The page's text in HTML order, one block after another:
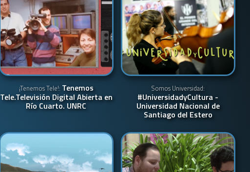
¡Tenemos Tele!: Tenemos
Tele.Televisión Digital Abierta en
Río Cuarto. UNRC
Somos Universidad:
#UniversidadyCultura -
Universidad Nacional de
Santiago del Estero